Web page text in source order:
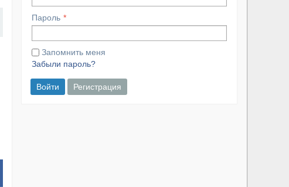
Пароль
Запомнить меня
Забыли пароль?
Войти Регистрация